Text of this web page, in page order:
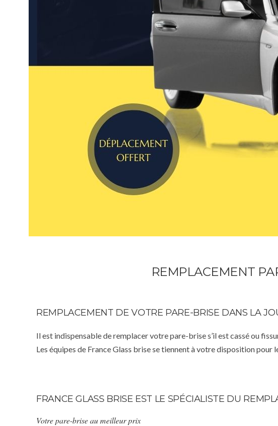
REMPLACEMENT
REMPLACEMENT DE VOTRE PARE-BRISE DANS LA
Il est indispensable de remplacer votre pare-brise s’il est cassé ou
Les équipes de France Glass brise se tiennent à votre disposition
FRANCE GLASS BRISE EST LE SPÉCIALISTE DU
Votre pare-brise au meilleur prix